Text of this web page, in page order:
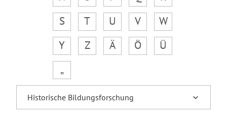
S
T U V
W
Y
Z Ä Ö
Ü
„